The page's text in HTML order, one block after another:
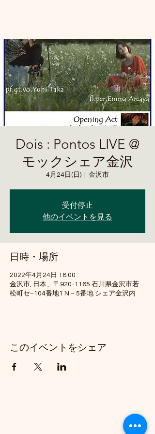
Dois : Pontos LIVE @
モックシェア金沢
4月24日(日) 金沢市
受付停止
他のイベントを見る
日時・場所
2022年4月24日 18:00
金沢市, 日本、〒920-1165 石川県金沢市若
松町セ−104番地1 N－5番地 シェア金沢内
このイベントをシェア